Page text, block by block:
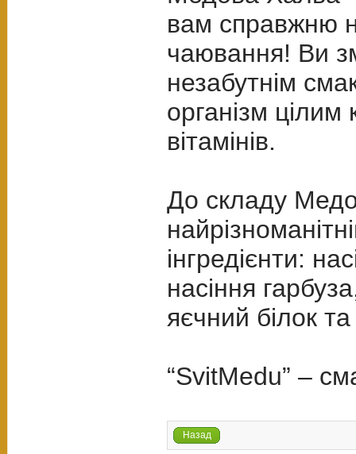
вам справжню
чаювання! Ви
незабутнім
організм
вітамінів.
До складу
інгредієнти:
насіння
яєчний білок
“SvitMedu” –
Назад